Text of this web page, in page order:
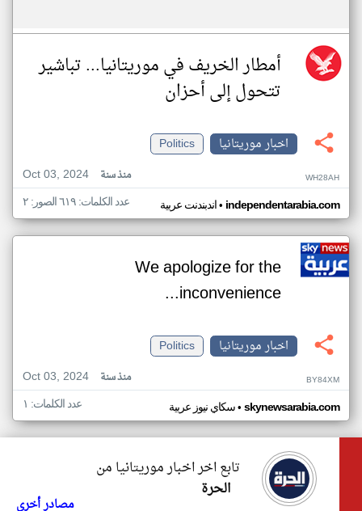
أمطار الخريف في موريتانيا... تباشير
تتحول إلى أحزان
اخبار موريتانيا
Politics
Oct 03, 2024
منذ سنة WH28AH
اندبندنت عربية• independentarabia.com عدد الكلمات: ٦١٩ الصور: ٢
We apologize for the
inconvenience...
اخبار موريتانيا
Politics
Oct 03, 2024
منذ سنة BY84XM
سكاي نيوز عربية• skynewsarabia.com عدد الكلمات: ١
تابع اخر اخبار موريتانيا من
الحرة
مصادر أخرى